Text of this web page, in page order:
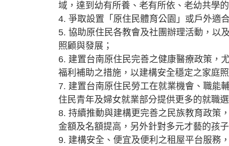
域，達到幼有所養、老有所依、老幼共學的
4. 爭取設置「原住民體育公園」或戶外適
5. 協助原住民各教會及社團辦理活動，以
照顧與發展；
6. 建置台南原住民完善之健康醫療政策，
福利補助之措施，以建構安全穩定之家庭
7. 建置台南原住民勞工在就業機會、職能
住民青年及婦女就業部分提供更多的就職選
8. 持續推動與建構更完善之民族教育政策
金額及名額提高，另外針對多元才藝的孩
9. 建構安全、便宜及便利之租屋平台服務